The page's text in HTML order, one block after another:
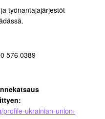
työnantajajärjestöt
576 0389
profile-ukrainian-union-